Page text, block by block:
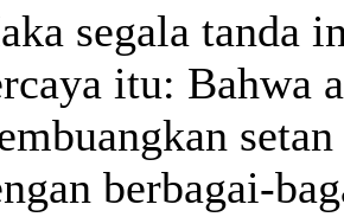
segala tanda
itu: Bahwa
berbagai-